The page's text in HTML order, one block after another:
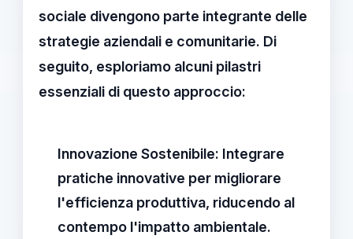
sociale divengono parte integrante delle
strategie aziendali e comunitarie. Di
seguito, esploriamo alcuni pilastri
essenziali di questo approccio:
Innovazione Sostenibile: Integrare
pratiche innovative per migliorare
l'efficienza produttiva, riducendo al
contempo l'impatto ambientale.